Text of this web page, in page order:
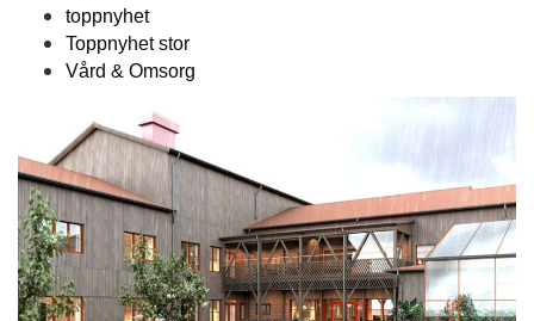
toppnyhet
Toppnyhet stor
Vård & Omsorg